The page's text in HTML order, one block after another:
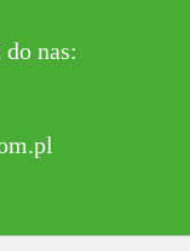
nas: